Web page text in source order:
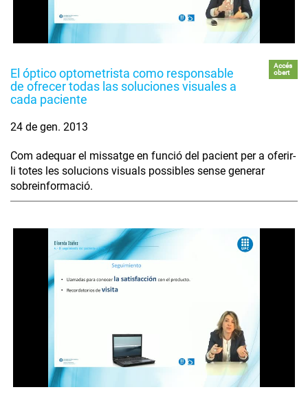
El óptico optometrista como responsable
de ofrecer todas las soluciones visuales a
cada paciente
Accés
obert
24 de gen. 2013
Com adequar el missatge en funció del pacient per a oferir-
li totes les solucions visuals possibles sense generar
sobreinformació.